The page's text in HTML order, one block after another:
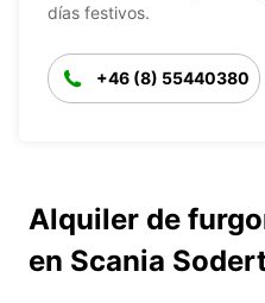
días festivos.
+46 (8) 55440380
Alquiler de
en Scania